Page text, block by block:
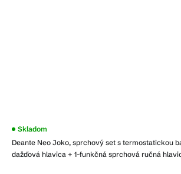
Deante Neo Joko, sprchový set s termostatickou
dažďová hlavica + 1-funkčná sprchová ručná
Priemerné
produktu
je
Skladom